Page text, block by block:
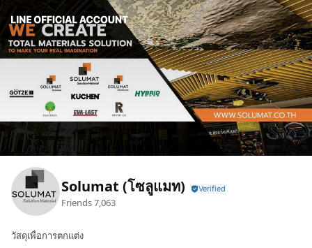
Solumat (โซลูแมท)
Friends7,063
วัสดุเพื่อการตกแต่ง